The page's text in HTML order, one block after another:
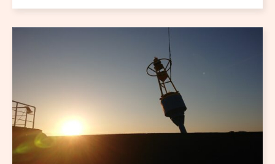
雷を寄せ付けない！び […]